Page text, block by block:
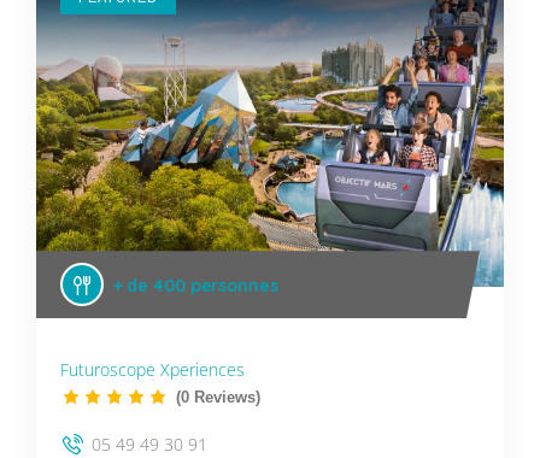
+ de 400 personnes
Futuroscope Xperiences
(0 Reviews)
05 49 49 30 91